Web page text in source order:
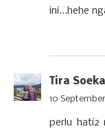
ini...hehe
Tira
10
perlu hati2